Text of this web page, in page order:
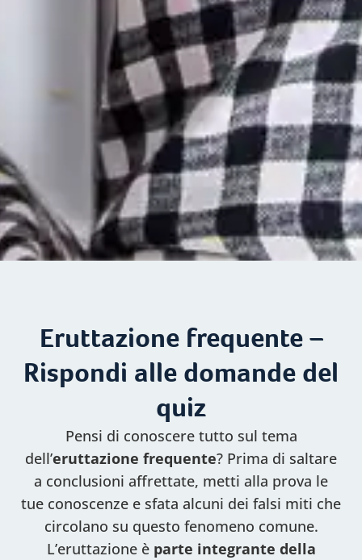
Eruttazione frequente –
Rispondi alle domande del
quiz
Pensi di conoscere tutto sul tema
dell’eruttazione frequente? Prima di saltare
a conclusioni affrettate, metti alla prova le
tue conoscenze e sfata alcuni dei falsi miti che
circolano su questo fenomeno comune.
L’eruttazione è parte integrante della